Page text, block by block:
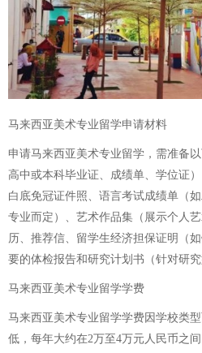
马来西亚美术专业留学申请材料
申请马来西亚美术专业留学，需准备
高中或本科毕业证、成绩单、学位证
白底免冠证件照、语言考试成绩单（
专业而定）、艺术作品集（展示个人
历、推荐信、留学生经济担保证明（
要的体检报告和研究计划书（针对研究
马来西亚美术专业留学学费
马来西亚美术专业留学学费因学校类
低，每年大约在2万至4万元人民币之